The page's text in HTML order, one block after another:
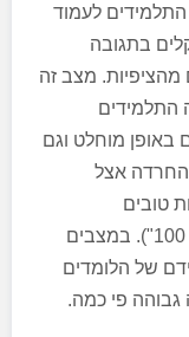
התלמידים לעמוד
בתגובה
מהציפיות. מצב זה
התלמידים
באופן מוחלט וגם
החרדה אצל
טובים
מציפיותיהם ("אני לא שווה אם לא אקבל 100"). במצבים
של הלומדים
גבוהה פי כמה.